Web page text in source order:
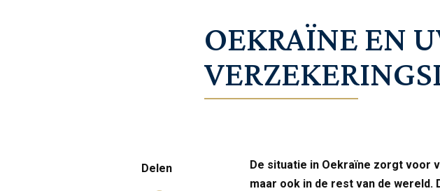
OEKRAÏNE EN
Delen
De situatie in Oekraïne zorgt voor
maar ook in de rest van de